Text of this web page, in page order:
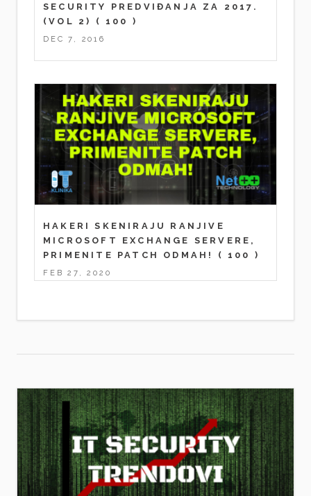
SECURITY PREDVIĐANJA ZA 2017.
(VOL 2)
( 100 )
DEC 7, 2016
HAKERI SKENIRAJU RANJIVE
MICROSOFT EXCHANGE SERVERE,
PRIMENITE PATCH ODMAH!
( 100 )
FEB 27, 2020